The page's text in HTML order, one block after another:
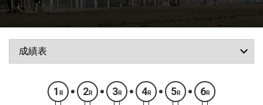
1 R 2R 3R 4R 5R 6R